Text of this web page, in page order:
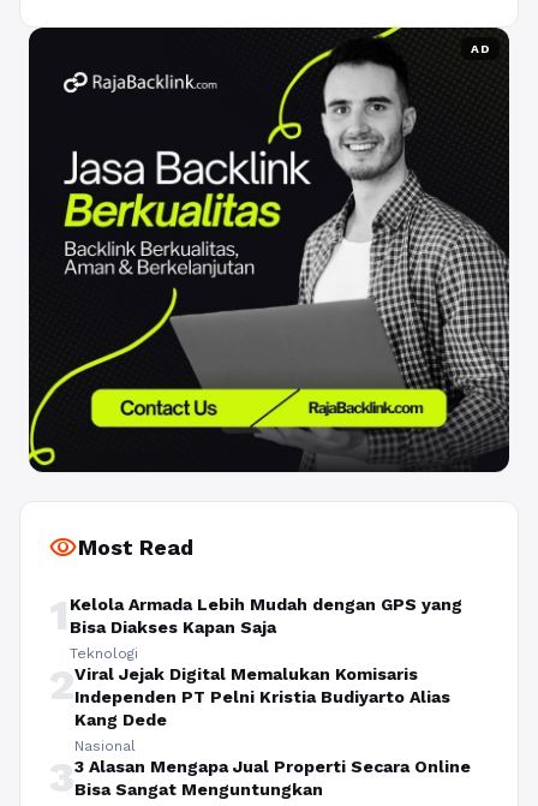
AD
visibilityMost Read
1 Kelola Armada Lebih Mudah dengan GPS yang
Bisa Diakses Kapan Saja
Teknologi
2Viral Jejak Digital Memalukan Komisaris
Independen PT Pelni Kristia Budiyarto Alias
Kang Dede
Nasional
33 Alasan Mengapa Jual Properti Secara Online
Bisa Sangat Menguntungkan